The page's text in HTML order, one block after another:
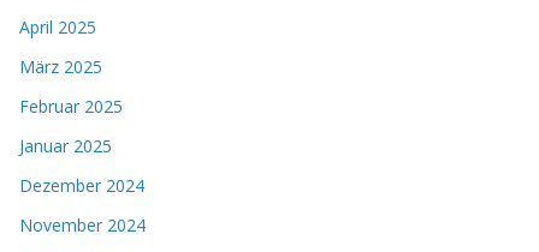
April 2025
März 2025
Februar 2025
Januar 2025
Dezember 2024
November 2024